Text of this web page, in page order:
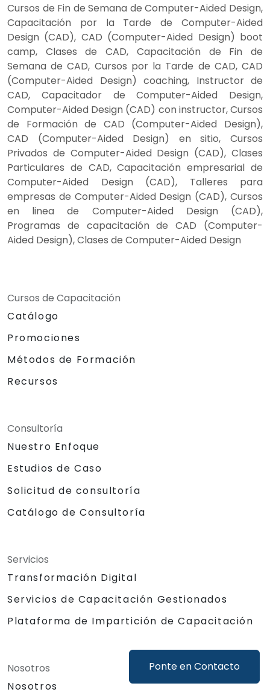
Ponte en Contacto
Cursos de Fin de Semana de Computer-Aided Design,
Capacitación por la Tarde de Computer-Aided
Design (CAD), CAD (Computer-Aided Design) boot
camp, Clases de CAD, Capacitación de Fin de
Semana de CAD, Cursos por la Tarde de CAD, CAD
(Computer-Aided Design) coaching, Instructor de
CAD, Capacitador de Computer-Aided Design,
Computer-Aided Design (CAD) con instructor, Cursos
de Formación de CAD (Computer-Aided Design),
CAD (Computer-Aided Design) en sitio, Cursos
Privados de Computer-Aided Design (CAD), Clases
Particulares de CAD, Capacitación empresarial de
Computer-Aided Design (CAD), Talleres para
empresas de Computer-Aided Design (CAD), Cursos
en linea de Computer-Aided Design (CAD),
Programas de capacitación de CAD (Computer-
Aided Design), Clases de Computer-Aided Design
Cursos de Capacitación
Catálogo
Promociones
Métodos de Formación
Recursos
Consultoría
Nuestro Enfoque
Estudios de Caso
Solicitud de consultoría
Catálogo de Consultoría
Servicios
Transformación Digital
Servicios de Capacitación Gestionados
Plataforma de Impartición de Capacitación
Nosotros
Nosotros